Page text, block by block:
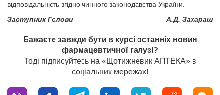
відповідальність згідно чинного законодавства України.
Заступник Голови
А.Д. Захараш
Бажаєте завжди бути в курсі останніх новин
фармацевтичної галузі?
Тоді підписуйтесь на «Щотижневик АПТЕКА» в
соціальних мережах!